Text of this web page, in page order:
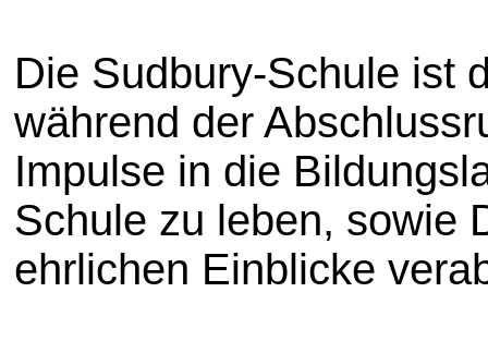
Die Sudbury-Schule ist
während der
Impulse in die
Schule zu leben, sowie
ehrlichen Einblicke